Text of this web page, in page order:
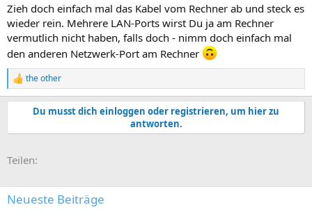
Zieh doch einfach mal das Kabel vom Rechner ab und steck es
wieder rein. Mehrere LAN-Ports wirst Du ja am Rechner
vermutlich nicht haben, falls doch - nimm doch einfach mal
den anderen Netzwerk-Port am Rechner
R
e
a
i
n
:
the other
Du musst dich einloggen oder registrieren, um hier zu
antworten.
Teilen:
Neueste Beiträge